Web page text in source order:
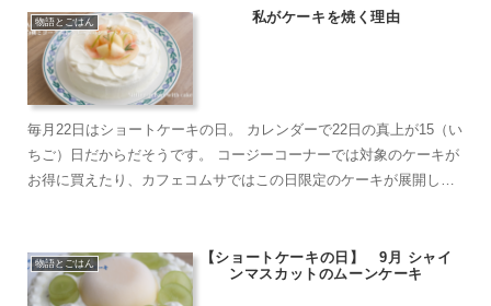
物語とごはん 私がケーキを焼く理由
毎月22日はショートケーキの日。 カレンダーで22日の真上が15（い
ちご）日だからだそうです。 コージーコーナーでは対象のケーキが
お得に買えたり、カフェコムサではこの日限定のケーキが展開して
物語とごはん
【ショートケーキの日】 9月 シャイ
ンマスカットのムーンケーキ